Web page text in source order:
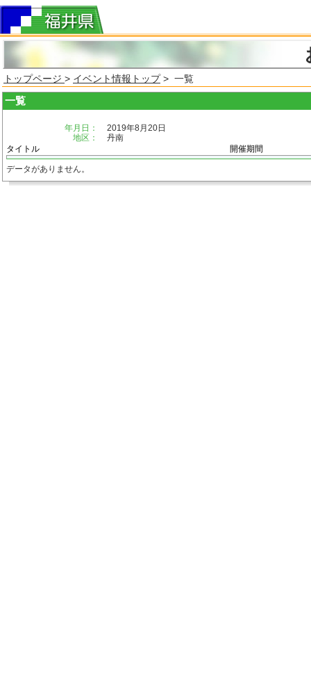
トップページ > イベント情報トップ> 一覧
一覧
年月日：
2019年8月20日
地区：
丹南
タイトル
開催期間
データがありません。